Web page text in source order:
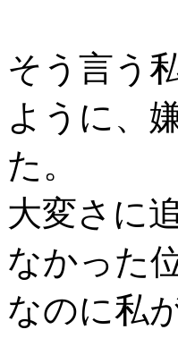
そう言う
ように、
た。
大変さに
なかった
なのに私